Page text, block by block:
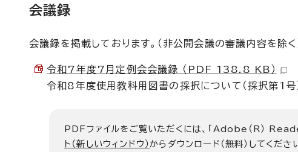
会議録
会議録を掲載しております。（非公開会議の審議内容を除く
令和7年度7月定例会会議録 （PDF 138.8 KB）
令和8年度使用教科用図書の採択について（採択第1号
PDFファイルをご覧いただくには、「Adobe（R）
ト（新しいウィンドウ）からダウンロード（無料）してください